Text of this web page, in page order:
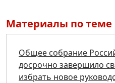
Материалы по теме
Общее собрание
досрочно завершило
избрать новое